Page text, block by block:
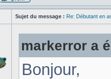
Sujet du message : Re: Débutant en
markerror a
Bonjour,